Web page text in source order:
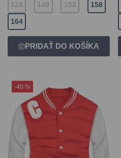
128 140 152 158
164
-40 %